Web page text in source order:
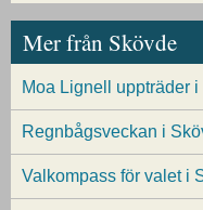
Mer från Skövde
Moa Lignell uppträder
Regnbågsveckan i
Valkompass för valet i